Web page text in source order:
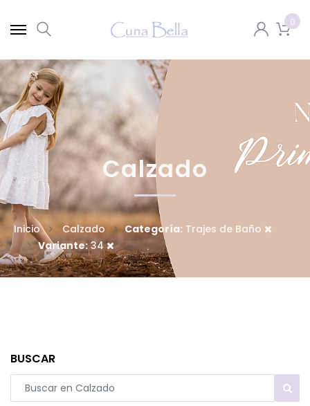
0
Calzado
Inicio Calzado Categoría: Trajes de Baño
Variante:34
BUSCAR